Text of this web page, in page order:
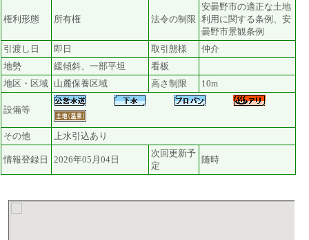
権利形態 所有権 法令の制限
安曇野市の適正な土地
利用に関する条例、安
曇野市景観条例
引渡し日
即日 取引態様
仲介
地勢
緩傾斜、一部平坦
看板
地区・区域 山麓保養区域 高さ制限 10m
設備等
その他 上水引込あり
情報登録日 2026年05月04日
次回更新予
定
随時